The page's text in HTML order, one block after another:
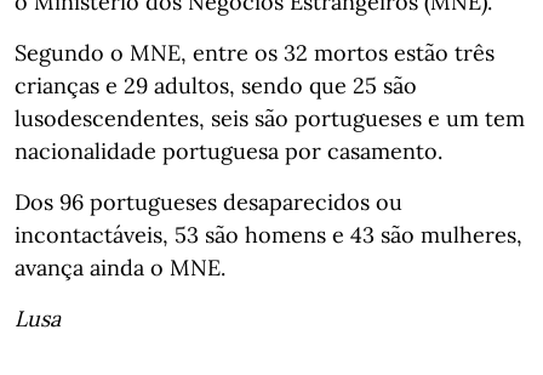
Segundo o MNE, entre os 32 mortos estão três
crianças e 29 adultos, sendo que 25 são
lusodescendentes, seis são portugueses e um tem
nacionalidade portuguesa por casamento.
Dos 96 portugueses desaparecidos ou
incontactáveis, 53 são homens e 43 são mulheres,
avança ainda o MNE.
Lusa